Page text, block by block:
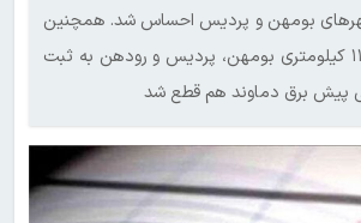
بومهن و پردیس احساس شد. همچنین
این زلزله در فاصله ۱۱ کیلومتری بومهن، پردیس و رودهن به ثبت
پیش برق دماوند هم قطع شد